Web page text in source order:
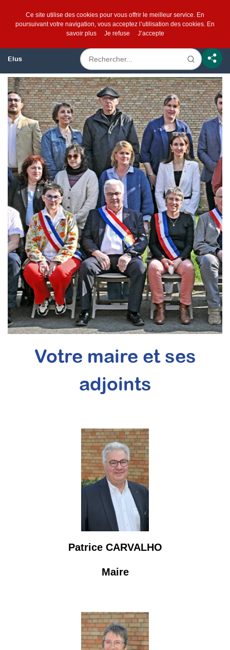
Elus
Votre maire et ses
adjoints
Patrice CARVALHO
Maire
Ce site utilise des cookies pour vous offrir le meilleur service. En
poursuivant votre navigation, vous acceptez l’utilisation des cookies. En
savoir plus
Je refuse J’accepte